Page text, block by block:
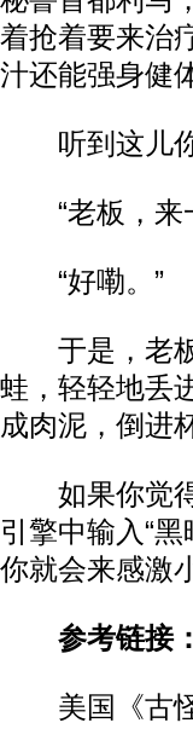
着抢着要来治
汁还能强身健
听到这儿你
“老板，来
“好嘞。”
于是，老板
蛙，轻轻地丢
成肉泥，倒进
如果你觉得
引擎中输入“
你就会来感激
参考链接：
美国《古怪